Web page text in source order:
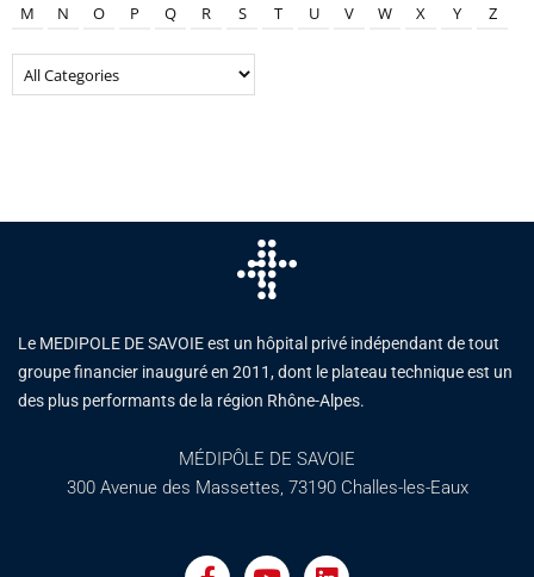
M
N O P Q R S T U V W X Y Z
Le MEDIPOLE DE SAVOIE est un hôpital privé indépendant de tout
groupe financier inauguré en 2011, dont le plateau technique est un
des plus performants de la région Rhône-Alpes.
MÉDIPÔLE DE SAVOIE
300 Avenue des Massettes, 73190 Challes-les-Eaux
a
o
i